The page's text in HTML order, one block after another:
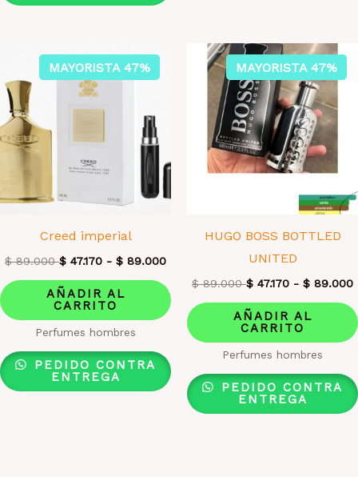
MAYORISTA 47%
Creed imperial
$89.000 $ 47.170 - $ 89.000
AÑADIR AL
CARRITO
Perfumes hombres
PEDIDO CONTRA
ENTREGA
MAYORISTA 47%
HUGO BOSS BOTTLED
UNITED
$89.000 $ 47.170 - $ 89.000
AÑADIR AL
CARRITO
Perfumes hombres
PEDIDO CONTRA
ENTREGA